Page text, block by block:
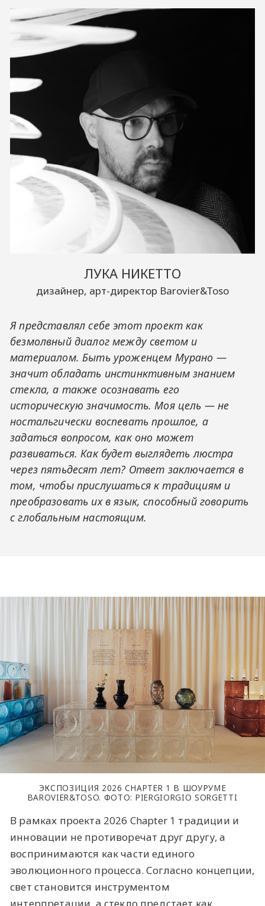
ЛУКА НИКЕТТО
дизайнер, арт-директор Barovier&Toso
Я представлял себе этот проект как
безмолвный диалог между светом и
материалом. Быть уроженцем Мурано —
значит обладать инстинктивным знанием
стекла, а также осознавать его
историческую значимость. Моя цель — не
ностальгически воспевать прошлое, а
задаться вопросом, как оно может
развиваться. Как будет выглядеть люстра
через пятьдесят лет? Ответ заключается в
том, чтобы прислушаться к традициям и
преобразовать их в язык, способный говорить
с глобальным настоящим.
ЭКСПОЗИЦИЯ 2026 CHAPTER 1 В ШОУРУМЕ
BAROVIER&TOSO. ФОТО: PIERGIORGIO SORGETTI
В рамках проекта 2026 Chapter 1 традиции и
инновации не противоречат друг другу, а
воспринимаются как части единого
эволюционного процесса. Согласно концепции,
свет становится инструментом